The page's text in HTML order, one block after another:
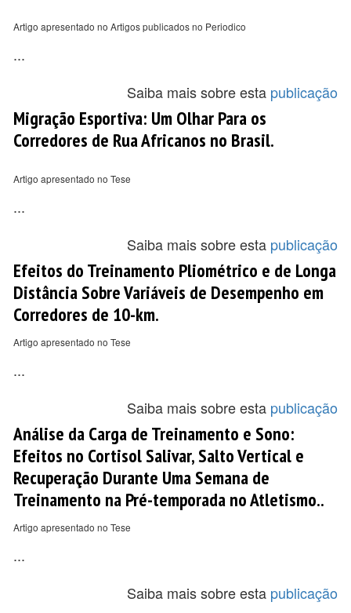
Artigo apresentado no Artigos publicados no Periodico
...
Saiba mais sobre esta publicação
Migração Esportiva: Um Olhar Para os
Corredores de Rua Africanos no Brasil.
Artigo apresentado no Tese
...
Saiba mais sobre esta publicação
Efeitos do Treinamento Pliométrico e de Longa
Distância Sobre Variáveis de Desempenho em
Corredores de 10-km.
Artigo apresentado no Tese
...
Saiba mais sobre esta publicação
Análise da Carga de Treinamento e Sono:
Efeitos no Cortisol Salivar, Salto Vertical e
Recuperação Durante Uma Semana de
Treinamento na Pré-temporada no Atletismo..
Artigo apresentado no Tese
...
Saiba mais sobre esta publicação